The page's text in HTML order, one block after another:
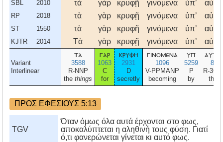
SBL 2010 τὰ γὰρ κρυφῇ γινόμενα ὑπʼ
RP 2018 τὰ γὰρ κρυφῇ γινόμενα ὑπʼ
ST 1550 τὰ γὰρ κρυφῆ γινόμενα ὑπʼ
KJTR 2014 Τὰ γὰρ κρυφῇ γινόμενα ὑπʼ
Variant
Interlinear
τα
3588
R-NNP
the things
γαρ
1063
C
for
κρυφη
2931
D
secretly
γινομενα
1096
V-PPMANP
becoming
υπ
5259
P
by
846
R-
them
ΠΡΟΣ ΕΦΕΣΙΟΥΣ 5:13
TGV
Όταν όμως όλα αυτά έρχονται στο φως,
αποκαλύπτεται η αληθινή τους φύση. Γιατί
ό,τι φανερώνεται γίνεται κι αυτό φως.